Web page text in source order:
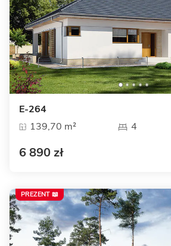
E-264
139,70 m²
4
6 890 zł
PREZENT 📖